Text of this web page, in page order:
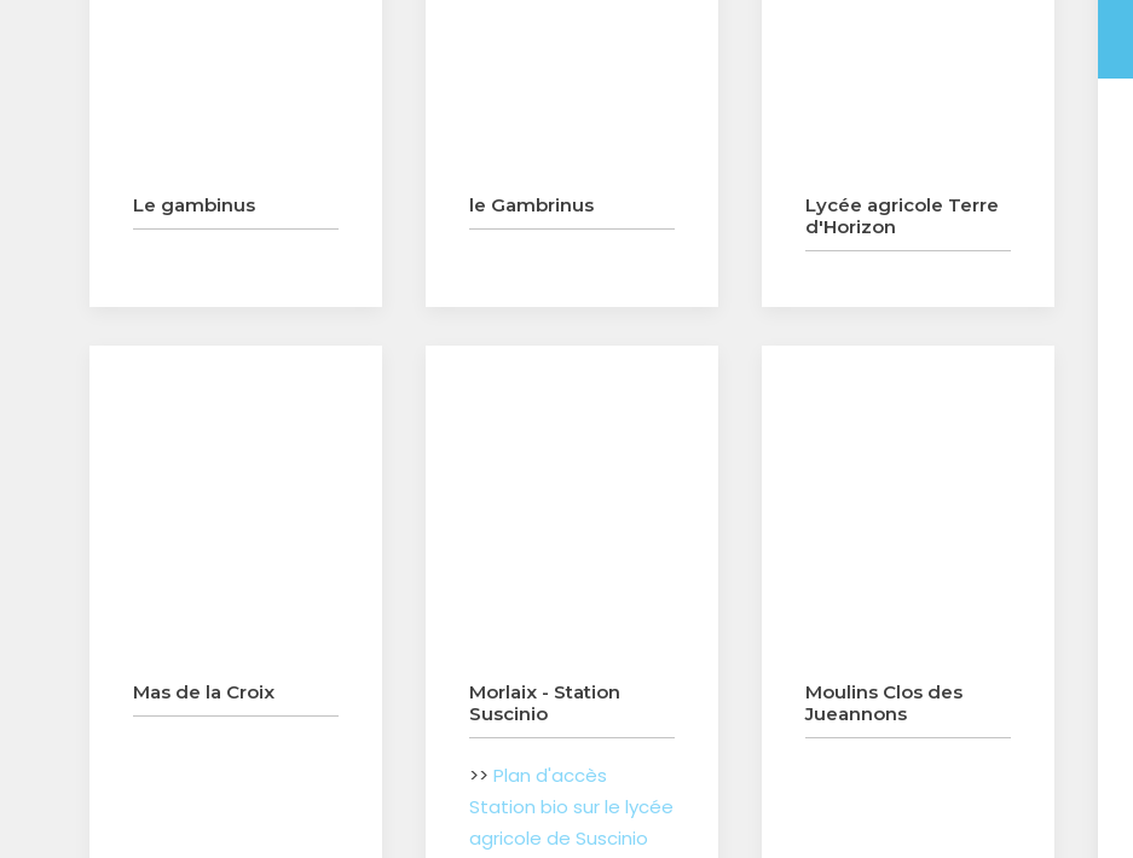
Le gambinus le Gambrinus
Lycée agricole Terre
d'Horizon
Mas de la Croix
Morlaix - Station
Suscinio
>> Plan d'accès
Station bio sur le lycée
agricole de Suscinio
Moulins Clos des
Jueannons